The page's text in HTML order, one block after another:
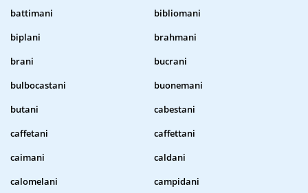
battimani
bibliomani
biplani
brahmani
brani
bucrani
bulbocastani
buonemani
butani
cabestani
caffetani
caffettani
caimani
caldani
calomelani
campidani